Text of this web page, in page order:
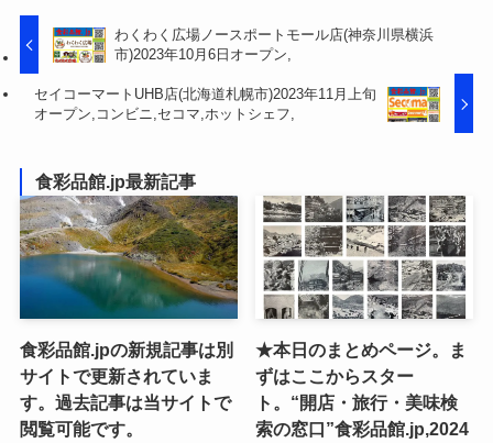
わくわく広場ノースポートモール店(神奈川県横浜
市)2023年10月6日オープン,
セイコーマートUHB店(北海道札幌市)2023年11月上旬
オープン,コンビニ,セコマ,ホットシェフ,
食彩品館.jp最新記事
食彩品館.jpの新規記事は別
サイトで更新されていま
す。過去記事は当サイトで
閲覧可能です。
★本日のまとめページ。ま
ずはここからスター
ト。“開店・旅行・美味検
索の窓口”食彩品館.jp,2024